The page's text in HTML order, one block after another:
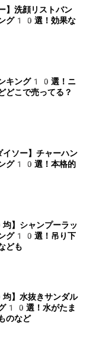
】洗顔リストバン
ング10選！効果な
ンキング10選！ニ
どこで売ってる？
ソー】チャーハン
ング10選！本格的
】シャンプーラッ
ング10選！吊り下
ども
】水抜きサンダル
10選！水がたま
のなど